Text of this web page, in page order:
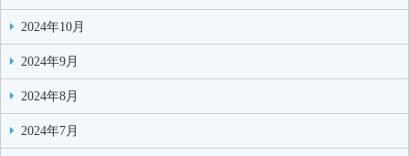
2024年10月
2024年9月
2024年8月
2024年7月